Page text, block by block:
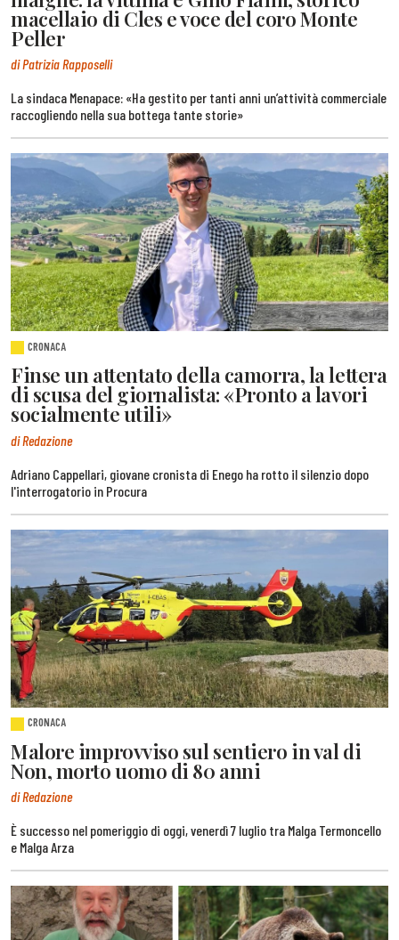
macellaio di Cles e voce del coro Monte
Peller
di Patrizia Rapposelli
La sindaca Menapace: «Ha gestito per tanti anni un’attività commerciale
raccogliendo nella sua bottega tante storie»
CRONACA
Finse un attentato della camorra, la lettera
di scusa del giornalista: «Pronto a lavori
socialmente utili»
di Redazione
Adriano Cappellari, giovane cronista di Enego ha rotto il silenzio dopo
l'interrogatorio in Procura
CRONACA
Malore improvviso sul sentiero in val di
Non, morto uomo di 80 anni
di Redazione
È successo nel pomeriggio di oggi, venerdì 7 luglio tra Malga Termoncello
e Malga Arza